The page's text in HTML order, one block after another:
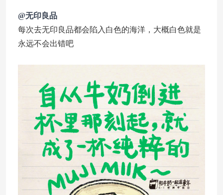
@无印良品
每次去无印良品都会陷入白色的海洋，大概白色就是
永远不会出错吧